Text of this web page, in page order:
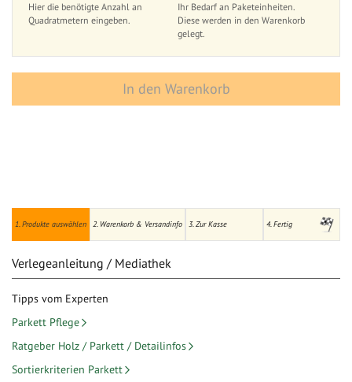
1. Produkte auswählen 2. Warenkorb & Versandinfo 3. Zur Kasse 4. Fertig
Hier die benötigte Anzahl an
Quadratmetern eingeben.
Ihr Bedarf an Paketeinheiten.
Diese werden in den Warenkorb
gelegt.
In den Warenkorb
Verlegeanleitung / Mediathek
Tipps vom Experten
Parkett Pflege
Ratgeber Holz / Parkett / Detailinfos
Sortierkriterien Parkett